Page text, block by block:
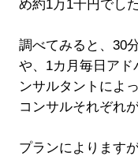
め約1万1千円でした
調べてみると、30
や、1カ月毎日アド
ンサルタントによ
コンサルそれぞれ
プランによります